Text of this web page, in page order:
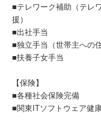
■テレワーク補助（テレ
援）
■出社手当
■独立手当（世帯主への
■扶養子女手当
【保険】
■各種社会保険完備
■関東ITソフトウェア健